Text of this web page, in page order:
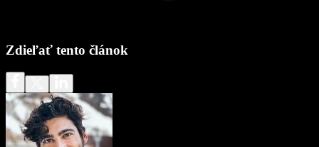
Zdieľať tento článok